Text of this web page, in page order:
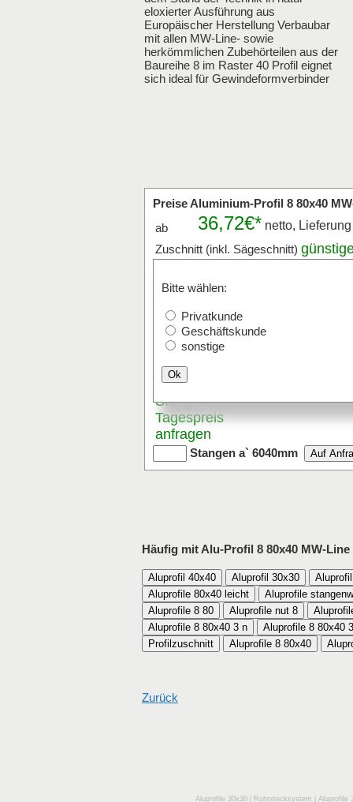
eloxierter Ausführung aus
Europäischer Herstellung Verbaubar
mit allen MW-Line- sowie
herkömmlichen Zubehörteilen aus der
Baureihe 8 im Raster 40 Profil eignet
sich ideal für Gewindeformverbinder
Preise Aluminium-Profil 8 80x40
Bitte wählen:
Privatkunde
Geschäftskunde
sonstige
Ok
ab 36,72€* netto,
Zuschnitt (inkl. Sägeschnitt)
Zuschnitt-Stückpreis anfragen
Stk x
Der Zuschnitt ist von 20mm bis max.
Versand mit Paketdienst ist bis
Stangenware
günstigen
Stangen-
Tagespreis
anfragen
Stangen a` 6040mm
Häufig mit Alu-Profil 8 80x40 MW-
Aluprofil 40x40 Aluprofil 30x30
Aluprofile 80x40 leicht
Aluprofile
Aluprofile 8 80
Aluprofile nut 8
Aluprofile 8 80x40 3 n
Aluprofile 8 80x40
Profilzuschnitt
Aluprofile 8 80x40
Zurück
Aluprofile 30x30 Rohrstecksystem Aluprofile